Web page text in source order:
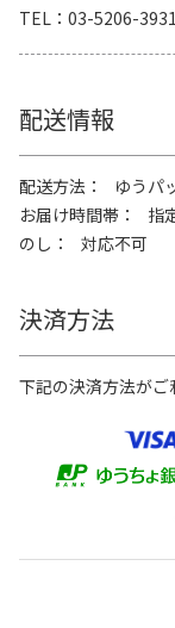
TEL
03-5206-3931
配送情報
配送方法
ゆうパ
お届け時間帯
指
のし
対応不可
決済方法
下記の決済方法がご